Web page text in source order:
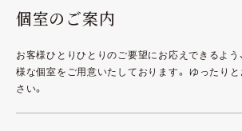
個室のご案内
お客様ひとりひとりのご要望にお応えできるよう
様な個室をご用意いたしております。 ゆったり
さい。